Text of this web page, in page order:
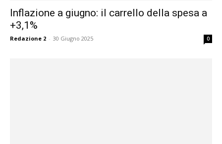
Inflazione a giugno: il carrello della spesa a
+3,1%
Redazione 2 - 30 Giugno 2025 0